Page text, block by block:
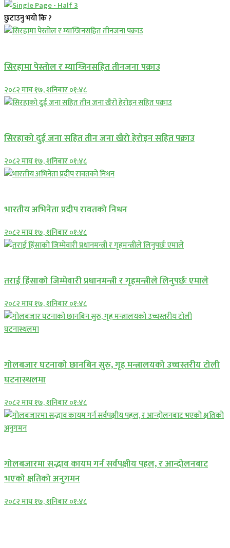
छुटाउनु भयो कि ?
सिरहामा पेस्तोल र म्याग्जिनसहित तीनजना पक्राउ
२०८२ माघ १७, शनिबार ०१:४८
सिरहाकाे दुई जना सहित तीन जना खैरो हेरोइन सहित पक्राउ
२०८२ माघ १७, शनिबार ०१:४८
भारतीय अभिनेता प्रदीप रावतको निधन
२०८२ माघ १७, शनिबार ०१:४८
तराई हिंसाको जिम्मेवारी प्रधानमन्त्री र गृहमन्त्रीले लिनुपर्छः एमाले
२०८२ माघ १७, शनिबार ०१:४८
गोलबजार घटनाको छानबिन सुरु, गृह मन्त्रालयको उच्चस्तरीय टोली
घटनास्थलमा
२०८२ माघ १७, शनिबार ०१:४८
गोलबजारमा सद्भाव कायम गर्न सर्वपक्षीय पहल, र आन्दोलनबाट
भएको क्षतिको अनुगमन
२०८२ माघ १७, शनिबार ०१:४८